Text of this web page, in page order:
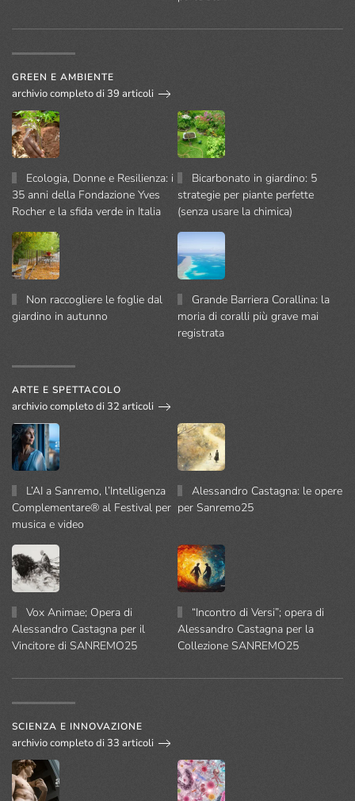
GREEN E AMBIENTE
archivio completo di 39 articoli
Ecologia, Donne e Resilienza: i
35 anni della Fondazione Yves
Rocher e la sfida verde in Italia
Bicarbonato in giardino: 5
strategie per piante perfette
(senza usare la chimica)
Non raccogliere le foglie dal
giardino in autunno
Grande Barriera Corallina: la
moria di coralli più grave mai
registrata
ARTE E SPETTACOLO
archivio completo di 32 articoli
L’AI a Sanremo, l’Intelligenza
Complementare® al Festival per
musica e video
Alessandro Castagna: le opere
per Sanremo25
Vox Animae; Opera di
Alessandro Castagna per il
Vincitore di SANREMO25
“Incontro di Versi”; opera di
Alessandro Castagna per la
Collezione SANREMO25
SCIENZA E INNOVAZIONE
archivio completo di 33 articoli